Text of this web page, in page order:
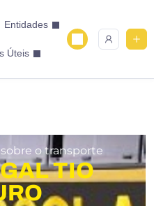
Entidades
Úteis
o transporte
TIO